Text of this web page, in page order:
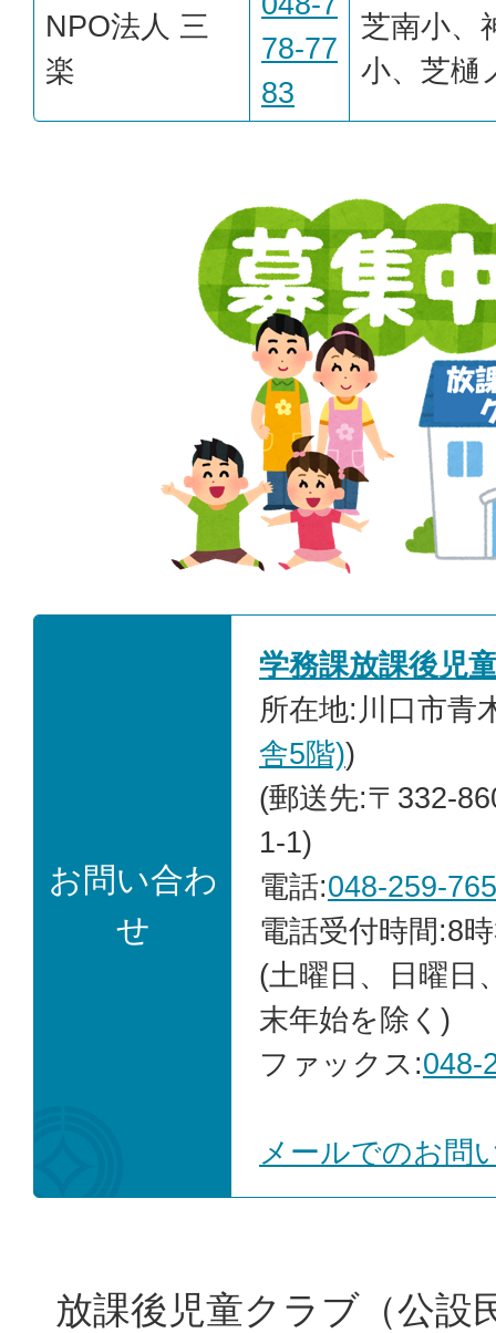
NPO法人 三
楽
78-77
83
芝南小、
小、芝樋
お問い合わ
せ
学務課放課後児
所在地:川口市青
舎5階))
(郵送先:〒332-
1-1)
電話:048-259-
電話受付時間:8
(土曜日、日曜日
末年始を除く)
ファックス:048-
メールでのお問
放課後児童クラブ（公設